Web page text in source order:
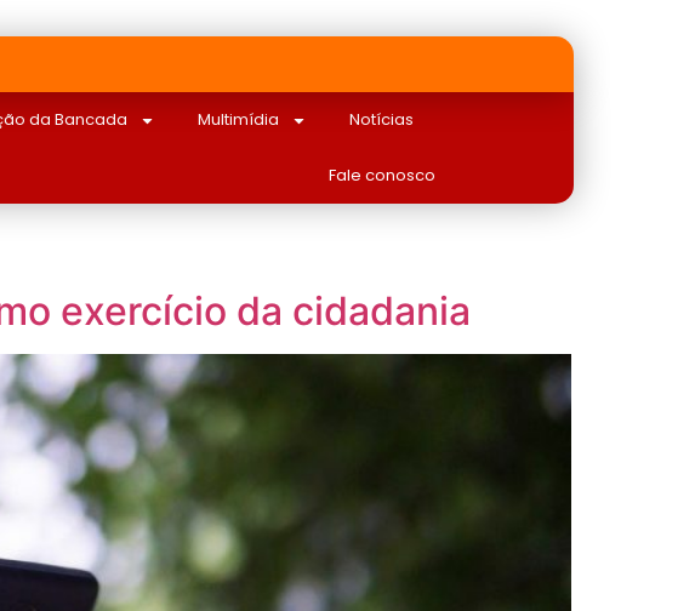
da Bancada Multimídia Notícias
Fale conosco
exercício da cidadania